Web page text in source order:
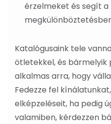
érzelmeket és segít a
Katalógusaink tele
ötletekkel, és
alkalmas arra, hogy
Fedezze fel
elképzeléseit, ha pedig
valamiben, kérdezzen